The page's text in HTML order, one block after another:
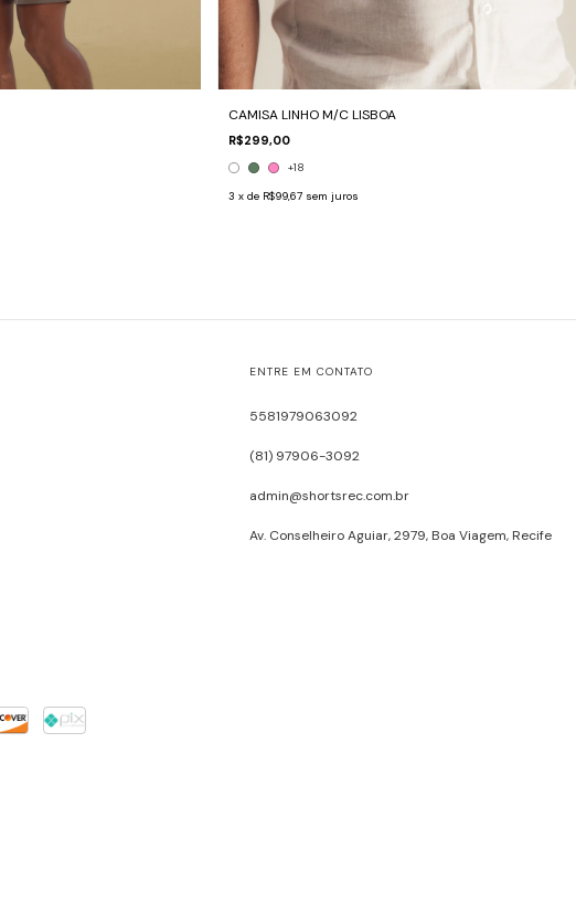
CAMISA LINHO M/C LISBOA
R$299,00
+18
3 x de R$99,67 sem juros
ENTRE EM CONTATO
5581979063092
(81) 97906-3092
admin@shortsrec.com.br
Av. Conselheiro Aguiar, 2979, Boa Viagem, Recife